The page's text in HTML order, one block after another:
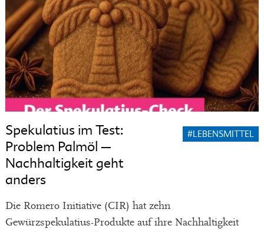
Spekulatius im Test:
Problem Palmöl –
Nachhaltigkeit geht
anders
#LEBENSMITTEL
Die Romero Initiative (CIR) hat zehn
Gewürzspekulatius-Produkte auf ihre Nachhaltigkeit